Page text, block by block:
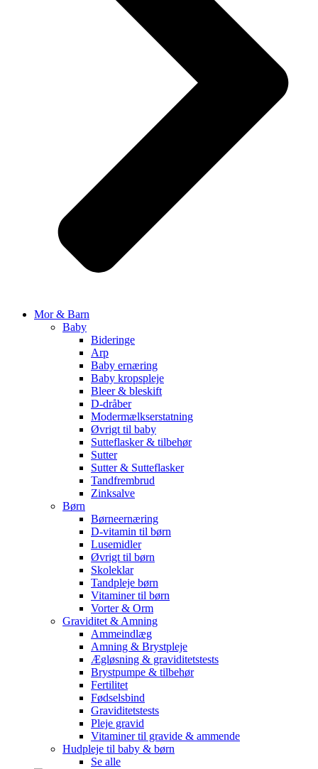
Mor & Barn
Baby
Bideringe
Arp
Baby ernæring
Baby kropspleje
Bleer & bleskift
D-dråber
Modermælkserstatning
Øvrigt til baby
Sutteflasker & tilbehør
Sutter
Sutter & Sutteflasker
Tandfrembrud
Zinksalve
Børn
Børneernæring
D-vitamin til børn
Lusemidler
Øvrigt til børn
Skoleklar
Tandpleje børn
Vitaminer til børn
Vorter & Orm
Graviditet & Amning
Ammeindlæg
Amning & Brystpleje
Ægløsning & graviditetstests
Brystpumpe & tilbehør
Fertilitet
Fødselsbind
Graviditetstests
Pleje gravid
Vitaminer til gravide & ammende
Hudpleje til baby & børn
Se alle